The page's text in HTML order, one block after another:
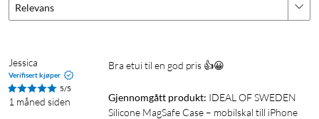
Relevans
Jessica
Verifisert kjøper
5/5
1 måned siden
Bra etui til en god pris 👍😀
Gjennomgått produkt: IDEAL OF SWEDEN
Silicone MagSafe Case – mobilskal till iPhone